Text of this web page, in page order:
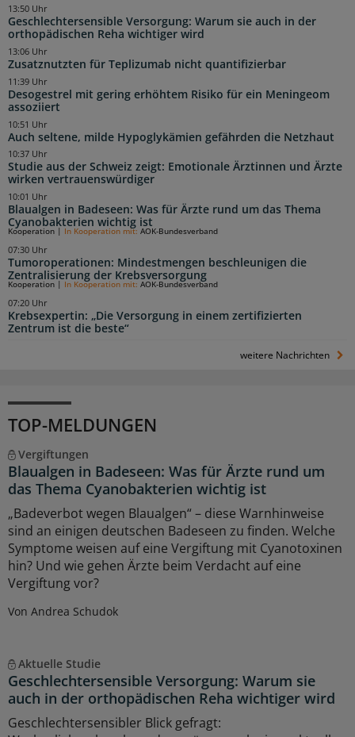
Geschlechtersensible Versorgung: Warum sie auch in der
orthopädischen Reha wichtiger wird
13:50 Uhr
Zusatznutzten für Teplizumab nicht quantifizierbar
13:06 Uhr
Desogestrel mit gering erhöhtem Risiko für ein Meningeom
assoziiert
11:39 Uhr
Auch seltene, milde Hypoglykämien gefährden die Netzhaut
10:51 Uhr
Studie aus der Schweiz zeigt: Emotionale Ärztinnen und Ärzte
wirken vertrauenswürdiger
10:37 Uhr
Blaualgen in Badeseen: Was für Ärzte rund um das Thema
Cyanobakterien wichtig ist
10:01 Uhr
Tumoroperationen: Mindestmengen beschleunigen die
Zentralisierung der Krebsversorgung
Kooperation | In Kooperation mit: AOK-Bundesverband
07:30 Uhr
Krebsexpertin: „Die Versorgung in einem zertifizierten
Zentrum ist die beste“
Kooperation | In Kooperation mit: AOK-Bundesverband
07:20 Uhr
weitere Nachrichten
TOP-MELDUNGEN
Vergiftungen
Blaualgen in Badeseen: Was für Ärzte rund um
das Thema Cyanobakterien wichtig ist
„Badeverbot wegen Blaualgen“ – diese Warnhinweise
sind an einigen deutschen Badeseen zu finden. Welche
Symptome weisen auf eine Vergiftung mit Cyanotoxinen
hin? Und wie gehen Ärzte beim Verdacht auf eine
Vergiftung vor?
Von Andrea Schudok
Aktuelle Studie
Geschlechtersensible Versorgung: Warum sie
auch in der orthopädischen Reha wichtiger wird
Geschlechtersensibler Blick gefragt: